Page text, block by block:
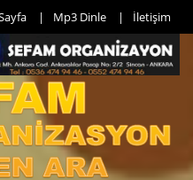
Mp3 Dinle İletişim